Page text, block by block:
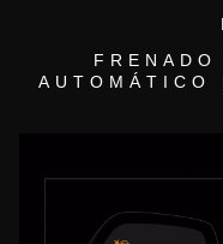
AUTOMÁTICO